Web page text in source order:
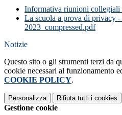
Informativa riunioni collegiali
La scuola a prova di privacy -
2023_compressed.pdf
Notizie
Questo sito o gli strumenti terzi da
cookie necessari al funzionamento
COOKIE POLICY.
Personalizza Rifiuta tutti i cookies
Gestione cookie